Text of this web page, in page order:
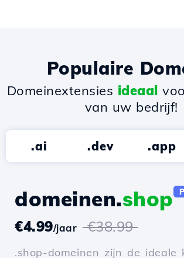
Populaire
Domeinextensies ideaal
van uw bedrijf!
.ai .dev .app
domeinen.shop
€4.99/jaar €38.99
.shop-domeinen zijn de ideale